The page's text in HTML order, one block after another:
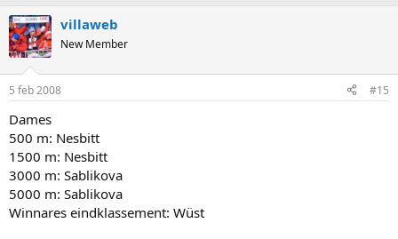
villaweb
New Member
5 feb 2008 #15
Dames
500 m: Nesbitt
1500 m: Nesbitt
3000 m: Sablikova
5000 m: Sablikova
Winnares eindklassement: Wüst